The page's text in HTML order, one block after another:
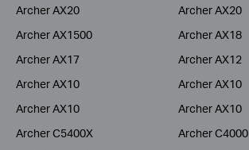
Archer AX20
Archer AX20
Archer AX1500
Archer AX18
Archer AX17
Archer AX12
Archer AX10
Archer AX10
Archer AX10
Archer AX10
Archer C5400X
Archer C4000